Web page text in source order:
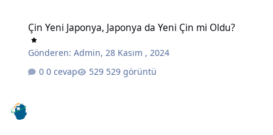
Çin Yeni Japonya, Japonya da Yeni Çin mi Oldu?
Gönderen:Admin,28 Kasım , 2024
0 cevap
529 görüntü